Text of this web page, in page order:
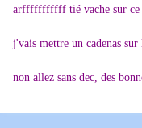
arfffffffffff tié vache sur ce
j'vais mettre un cadenas
non allez sans dec, des